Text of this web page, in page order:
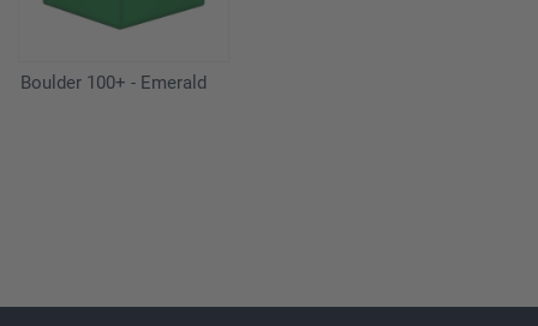
Boulder 100+ - Emerald